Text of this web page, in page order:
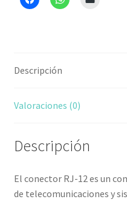
Descripción
Valoraciones (0)
Descripción
El conector RJ-12 es un
de telecomunicaciones y